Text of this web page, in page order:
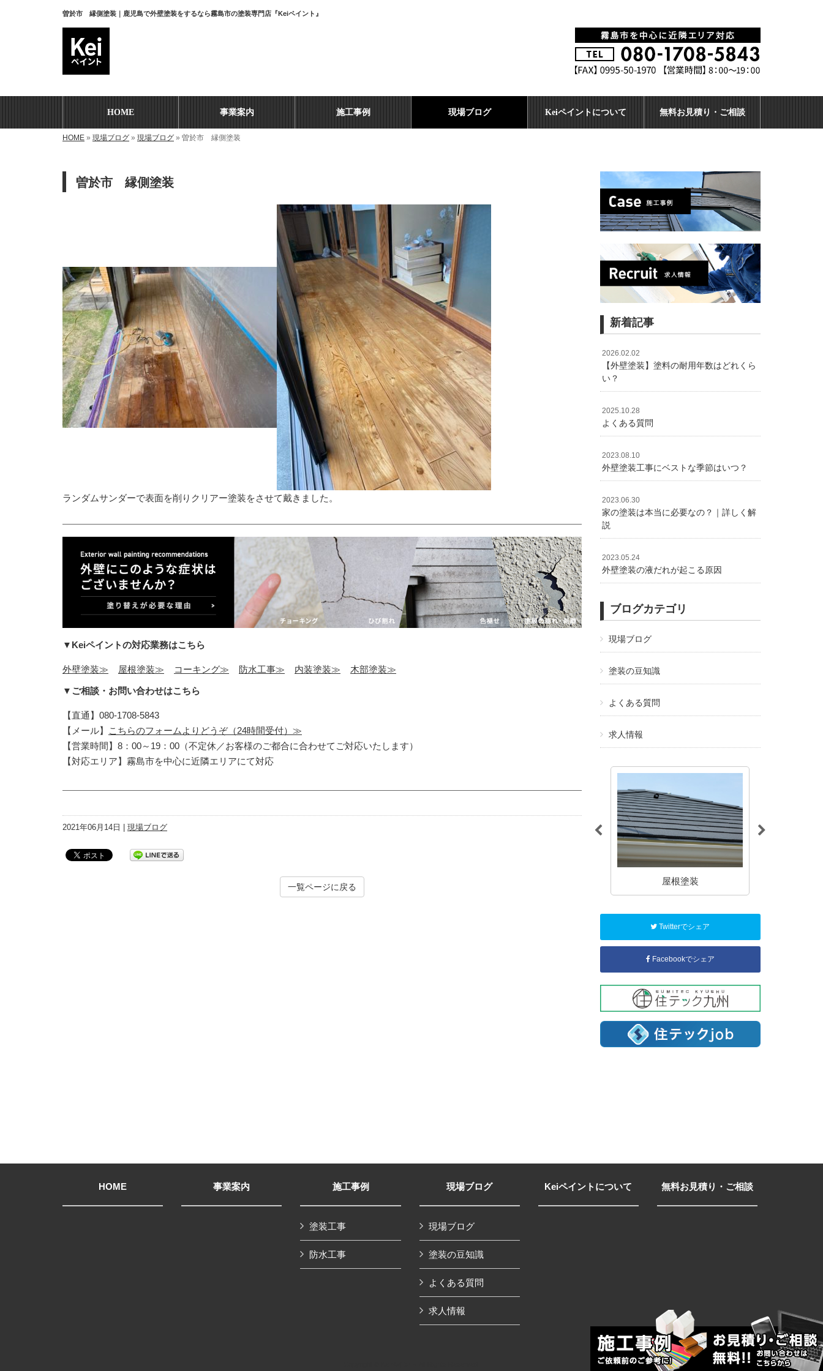
曽於市 縁側塗装｜鹿児島で外壁塗装をするなら霧島市の塗装専門店『Keiペイント』
HOME 事業案内 施工事例 現場ブログ Keiペイントについて 無料お見積り・ご相談
HOME » 現場ブログ » 現場ブログ » 曽於市 縁側塗装
曽於市 縁側塗装
ランダムサンダーで表面を削りクリアー塗装をさせて戴きました。
▼Keiペイントの対応業務はこちら
外壁塗装≫ 屋根塗装≫ コーキング≫ 防水工事≫ 内装塗装≫ 木部塗装≫
▼ご相談・お問い合わせはこちら
【直通】080-1708-5843
【メール】
こちらのフォームよりどうぞ（24時間受付）≫
【営業時間】8：00～19：00（不定休／お客様のご都合に合わせてご対応いたします）
【対応エリア】霧島市を中心に近隣エリアにて対応
2021年06月14日 | 現場ブログ
一覧ページに戻る
新着記事
2026.02.02
【外壁塗装】塗料の耐用年数はどれくら
い？
2025.10.28
よくある質問
2023.08.10
外壁塗装工事にベストな季節はいつ？
2023.06.30
家の塗装は本当に必要なの？｜詳しく解
説
2023.05.24
外壁塗装の液だれが起こる原因
ブログカテゴリ
現場ブログ
塗装の豆知識
よくある質問
求人情報
屋根塗装
Twitterでシェア
Facebookでシェア
HOME 事業案内 施工事例
塗装工事
防水工事
現場ブログ
現場ブログ
塗装の豆知識
よくある質問
求人情報
Keiペイントについて 無料お見積り・ご相談